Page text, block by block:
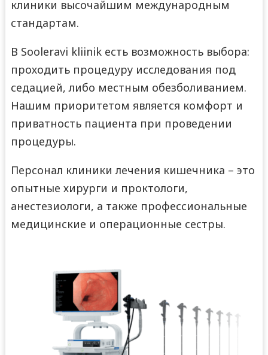
клиники высочайшим международным
стандартам.
В Sooleravi kliinik есть возможность выбора:
проходить процедуру исследования под
седацией, либо местным обезболиванием.
Нашим приоритетом является комфорт и
приватность пациента при проведении
процедуры.
Персонал клиники лечения кишечника – это
опытные хирурги и проктологи,
анестезиологи, а также профессиональные
медицинские и операционные сестры.